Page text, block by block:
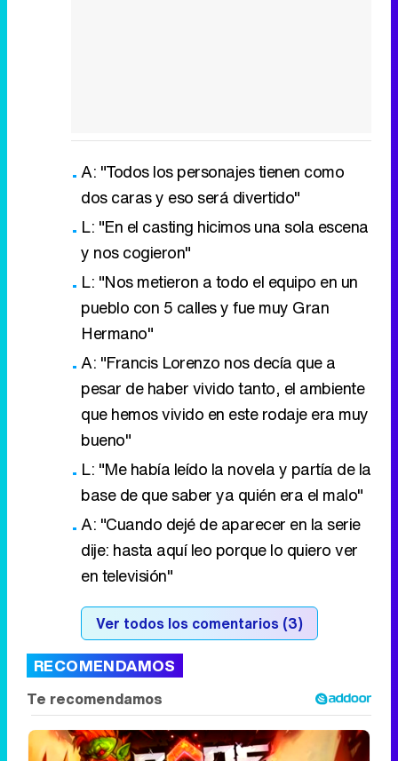
A: "Todos los personajes tienen como
dos caras y eso será divertido"
L: "En el casting hicimos una sola escena
y nos cogieron"
L: "Nos metieron a todo el equipo en un
pueblo con 5 calles y fue muy Gran
Hermano"
A: "Francis Lorenzo nos decía que a
pesar de haber vivido tanto, el ambiente
que hemos vivido en este rodaje era muy
bueno"
L: "Me había leído la novela y partía de la
base de que saber ya quién era el malo"
A: "Cuando dejé de aparecer en la serie
dije: hasta aquí leo porque lo quiero ver
en televisión"
Ver todos los comentarios (3)
RECOMENDAMOS